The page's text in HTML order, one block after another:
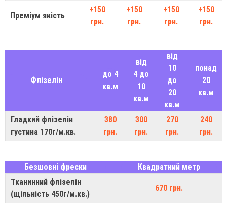
Преміум якість
+150
грн.
+150
грн.
+150
грн.
+150
грн.
Флізелін
до 4
кв.м
від
4 до
10
кв.м
від
10
до
20
кв.м
понад
20
кв.м
Гладкий флізелін
густина 170г/м.кв.
380
грн.
300
грн.
270
грн.
240
грн.
Безшовні фрески
Квадратний метр
Тканинний флізелін
(щільність 450г/м.кв.)
670 грн.